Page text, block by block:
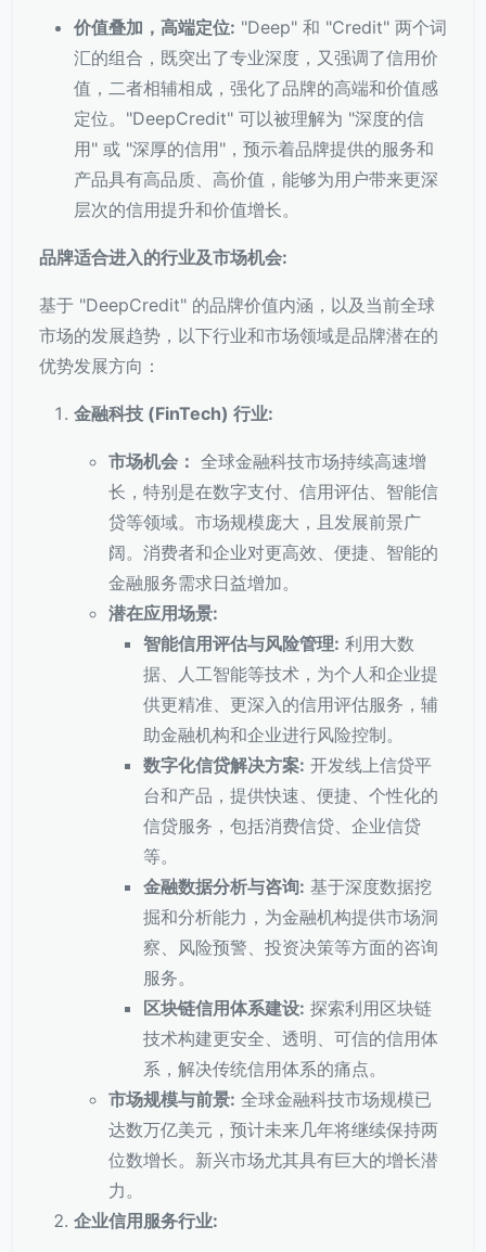
价值叠加，高端定位: "Deep" 和 "Credit" 两个词
汇的组合，既突出了专业深度，又强调了信用价
值，二者相辅相成，强化了品牌的高端和价值感
定位。"DeepCredit" 可以被理解为 "深度的信
用" 或 "深厚的信用"，预示着品牌提供的服务和
产品具有高品质、高价值，能够为用户带来更深
层次的信用提升和价值增长。
品牌适合进入的行业及市场机会:
基于 "DeepCredit" 的品牌价值内涵，以及当前全球
市场的发展趋势，以下行业和市场领域是品牌潜在的
优势发展方向：
金融科技 (FinTech) 行业:
市场机会： 全球金融科技市场持续高速增
长，特别是在数字支付、信用评估、智能信
贷等领域。市场规模庞大，且发展前景广
阔。消费者和企业对更高效、便捷、智能的
金融服务需求日益增加。
潜在应用场景:
智能信用评估与风险管理: 利用大数
据、人工智能等技术，为个人和企业提
供更精准、更深入的信用评估服务，辅
助金融机构和企业进行风险控制。
数字化信贷解决方案: 开发线上信贷平
台和产品，提供快速、便捷、个性化的
信贷服务，包括消费信贷、企业信贷
等。
金融数据分析与咨询: 基于深度数据挖
掘和分析能力，为金融机构提供市场洞
察、风险预警、投资决策等方面的咨询
服务。
区块链信用体系建设: 探索利用区块链
技术构建更安全、透明、可信的信用体
系，解决传统信用体系的痛点。
市场规模与前景: 全球金融科技市场规模已
达数万亿美元，预计未来几年将继续保持两
位数增长。新兴市场尤其具有巨大的增长潜
力。
企业信用服务行业: